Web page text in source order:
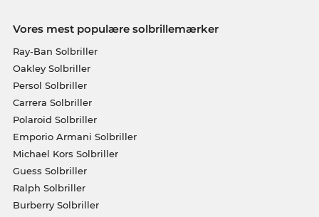
Vores mest populære solbrillemærker
Ray-Ban Solbriller
Oakley Solbriller
Persol Solbriller
Carrera Solbriller
Polaroid Solbriller
Emporio Armani Solbriller
Michael Kors Solbriller
Guess Solbriller
Ralph Solbriller
Burberry Solbriller